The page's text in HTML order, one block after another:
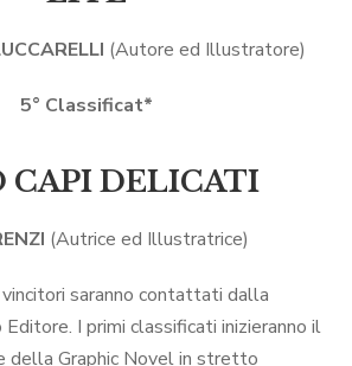
(Autore ed Illustratore)
5° Classificat*
CAPI DELICATI
(Autrice ed Illustratrice)
saranno contattati dalla
I primi classificati inizieranno il
della Graphic Novel in stretto